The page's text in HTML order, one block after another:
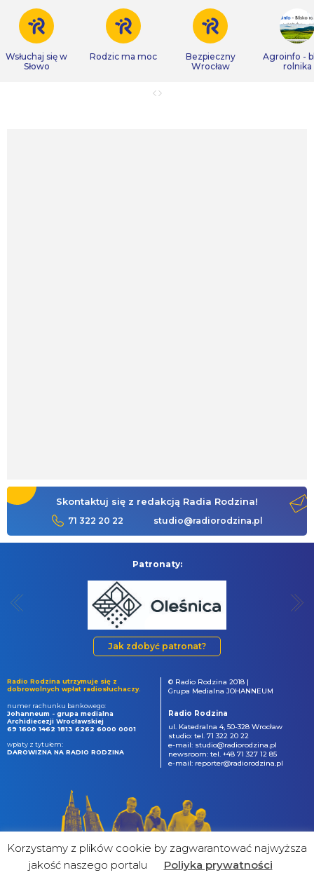
Wsłuchaj się w
Słowo
Rodzic ma moc
Bezpieczny
Wrocław
Agroinfo -
rolnika
Skontaktuj się z redakcją Radia Rodzina!
71 322 20 22 studio@radiorodzina.pl
Patronaty:
Jak zdobyć patronat?
Radio Rodzina utrzymuje się z
dobrowolnych wpłat radiosłuchaczy.
numer rachunku bankowego:
Johanneum - grupa medialna
Archidiecezji Wrocławskiej
69 1600 1462 1813 6262 6000 0001
wpłaty z tytułem:
DAROWIZNA NA RADIO RODZINA
© Radio Rodzina 2018 |
Grupa Medialna JOHANNEUM
Radio Rodzina
ul. Katedralna 4, 50-328 Wrocław
studio: tel. 71 322 20 22
e-mail: studio@radiorodzina.pl
newsroom: tel. +48 71 327 12 85
e-mail: reporter@radiorodzina.pl
Korzystamy z plików cookie by zagwarantować najwyższa
jakość naszego portalu
Poliyka prywatności